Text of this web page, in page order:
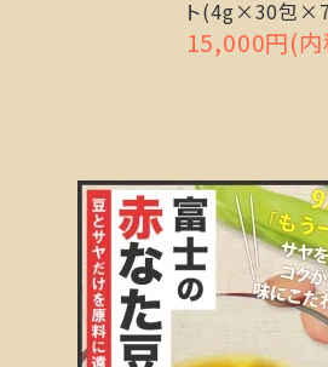
ト(4g×30包
15,000円(内